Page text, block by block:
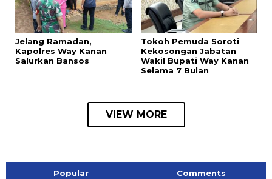
Jelang Ramadan,
Kapolres Way Kanan
Salurkan Bansos
Tokoh Pemuda Soroti
Kekosongan Jabatan
Wakil Bupati Way Kanan
Selama 7 Bulan
VIEW MORE
Popular Comments